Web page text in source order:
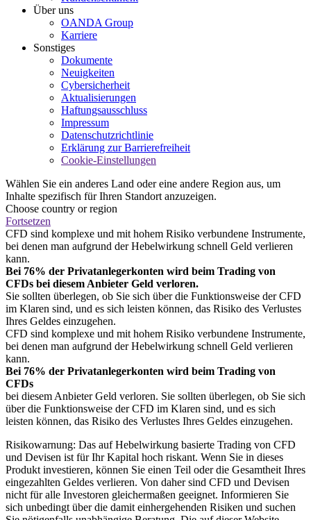
Über uns
OANDA Group
Karriere
Sonstiges
Dokumente
Neuigkeiten
Cybersicherheit
Aktualisierungen
Haftungsausschluss
Impressum
Datenschutzrichtlinie
Erklärung zur Barrierefreiheit
Cookie-Einstellungen
Wählen Sie ein anderes Land oder eine andere Region aus, um
Inhalte spezifisch für Ihren Standort anzuzeigen.
Choose country or region
Fortsetzen
CFD sind komplexe und mit hohem Risiko verbundene Instrumente,
bei denen man aufgrund der Hebelwirkung schnell Geld verlieren
kann.
Bei 76% der Privatanlegerkonten wird beim Trading von
CFDs bei diesem Anbieter Geld verloren.
Sie sollten überlegen, ob Sie sich über die Funktionsweise der CFD
im Klaren sind, und es sich leisten können, das Risiko des Verlustes
Ihres Geldes einzugehen.
CFD sind komplexe und mit hohem Risiko verbundene Instrumente,
bei denen man aufgrund der Hebelwirkung schnell Geld verlieren
kann.
Bei 76% der Privatanlegerkonten wird beim Trading von
CFDs
bei diesem Anbieter Geld verloren. Sie sollten überlegen, ob Sie sich
über die Funktionsweise der CFD im Klaren sind, und es sich
leisten können, das Risiko des Verlustes Ihres Geldes einzugehen.
Risikowarnung: Das auf Hebelwirkung basierte Trading von CFD
und Devisen ist für Ihr Kapital hoch riskant. Wenn Sie in dieses
Produkt investieren, können Sie einen Teil oder die Gesamtheit Ihres
eingezahlten Geldes verlieren. Von daher sind CFD und Devisen
nicht für alle Investoren gleichermaßen geeignet. Informieren Sie
sich unbedingt über die damit einhergehenden Risiken und suchen